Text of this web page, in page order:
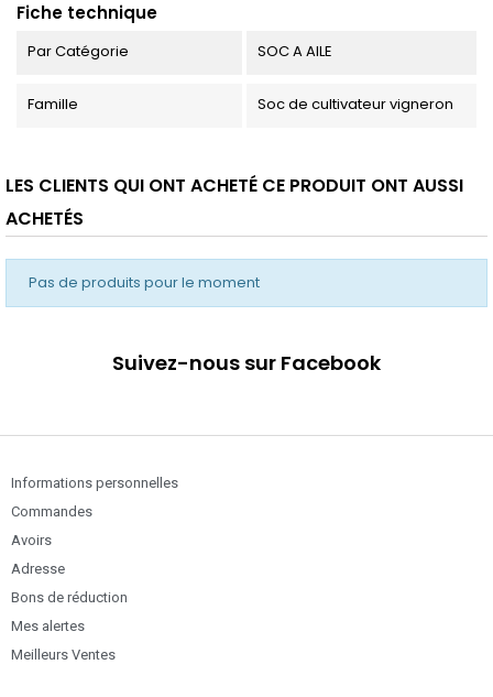
Fiche technique
Par Catégorie SOC A AILE
Famille Soc de cultivateur vigneron
LES CLIENTS QUI ONT ACHETÉ CE PRODUIT ONT AUSSI
ACHETÉS
Pas de produits pour le moment
Suivez-nous sur Facebook
Informations personnelles
Commandes
Avoirs
Adresse
Bons de réduction
Mes alertes
Meilleurs Ventes